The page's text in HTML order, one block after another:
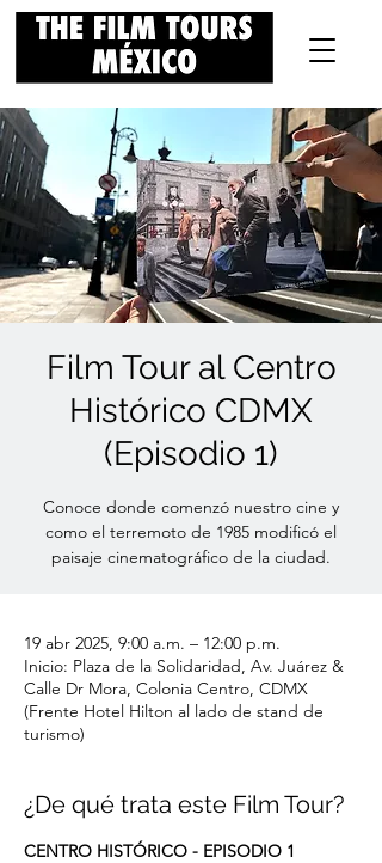
Film Tour al Centro
Histórico CDMX
(Episodio 1)
Conoce donde comenzó nuestro cine y
como el terremoto de 1985 modificó el
paisaje cinematográfico de la ciudad.
19 abr 2025, 9:00 a.m. – 12:00 p.m.
Inicio: Plaza de la Solidaridad, Av. Juárez &
Calle Dr Mora, Colonia Centro, CDMX
(Frente Hotel Hilton al lado de stand de
turismo)
¿De qué trata este Film Tour?
CENTRO HISTÓRICO - EPISODIO 1